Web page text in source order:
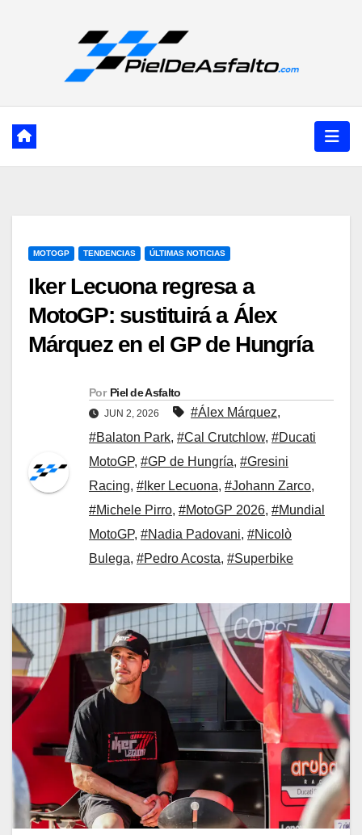
MOTOGP TENDENCIAS ÚLTIMAS NOTICIAS
Iker Lecuona regresa a
MotoGP: sustituirá a Álex
Márquez en el GP de Hungría
Por Piel de Asfalto
JUN 2, 2026 #Álex Márquez,
#Balaton Park, #Cal Crutchlow, #Ducati
MotoGP, #GP de Hungría, #Gresini
Racing, #Iker Lecuona, #Johann Zarco,
#Michele Pirro, #MotoGP 2026, #Mundial
MotoGP, #Nadia Padovani, #Nicolò
Bulega, #Pedro Acosta, #Superbike